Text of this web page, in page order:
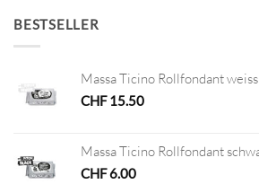
BESTSELLER
Massa Ticino Rollfondant
CHF15.50
Massa Ticino Rollfondant
CHF6.00